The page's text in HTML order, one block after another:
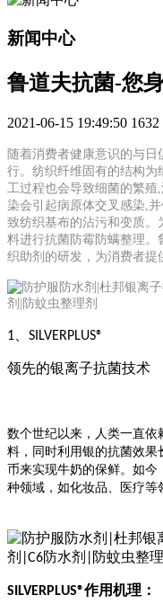
新闻中心
鲁道夫抗菌-您
2021-06-15 19:49:50 1632
随着消费者健康意识的与日
行。纺织纤维固有的结构为
工过程也会导致细菌的繁
染会引起病原体交叉感染,
致纺织基布的沾污和变质
料进行抗菌防霉防螨整理。
织助剂的研发，为消费者提
1 SILVERPLUS®
领先的银离子抗菌技术
数个世纪以来，人类一直
料，同时利用银的抗菌效果
币来实现牛奶的保鲜。如今
种领域，如化妆品、医疗等
SILVERPLUS®作用机理：